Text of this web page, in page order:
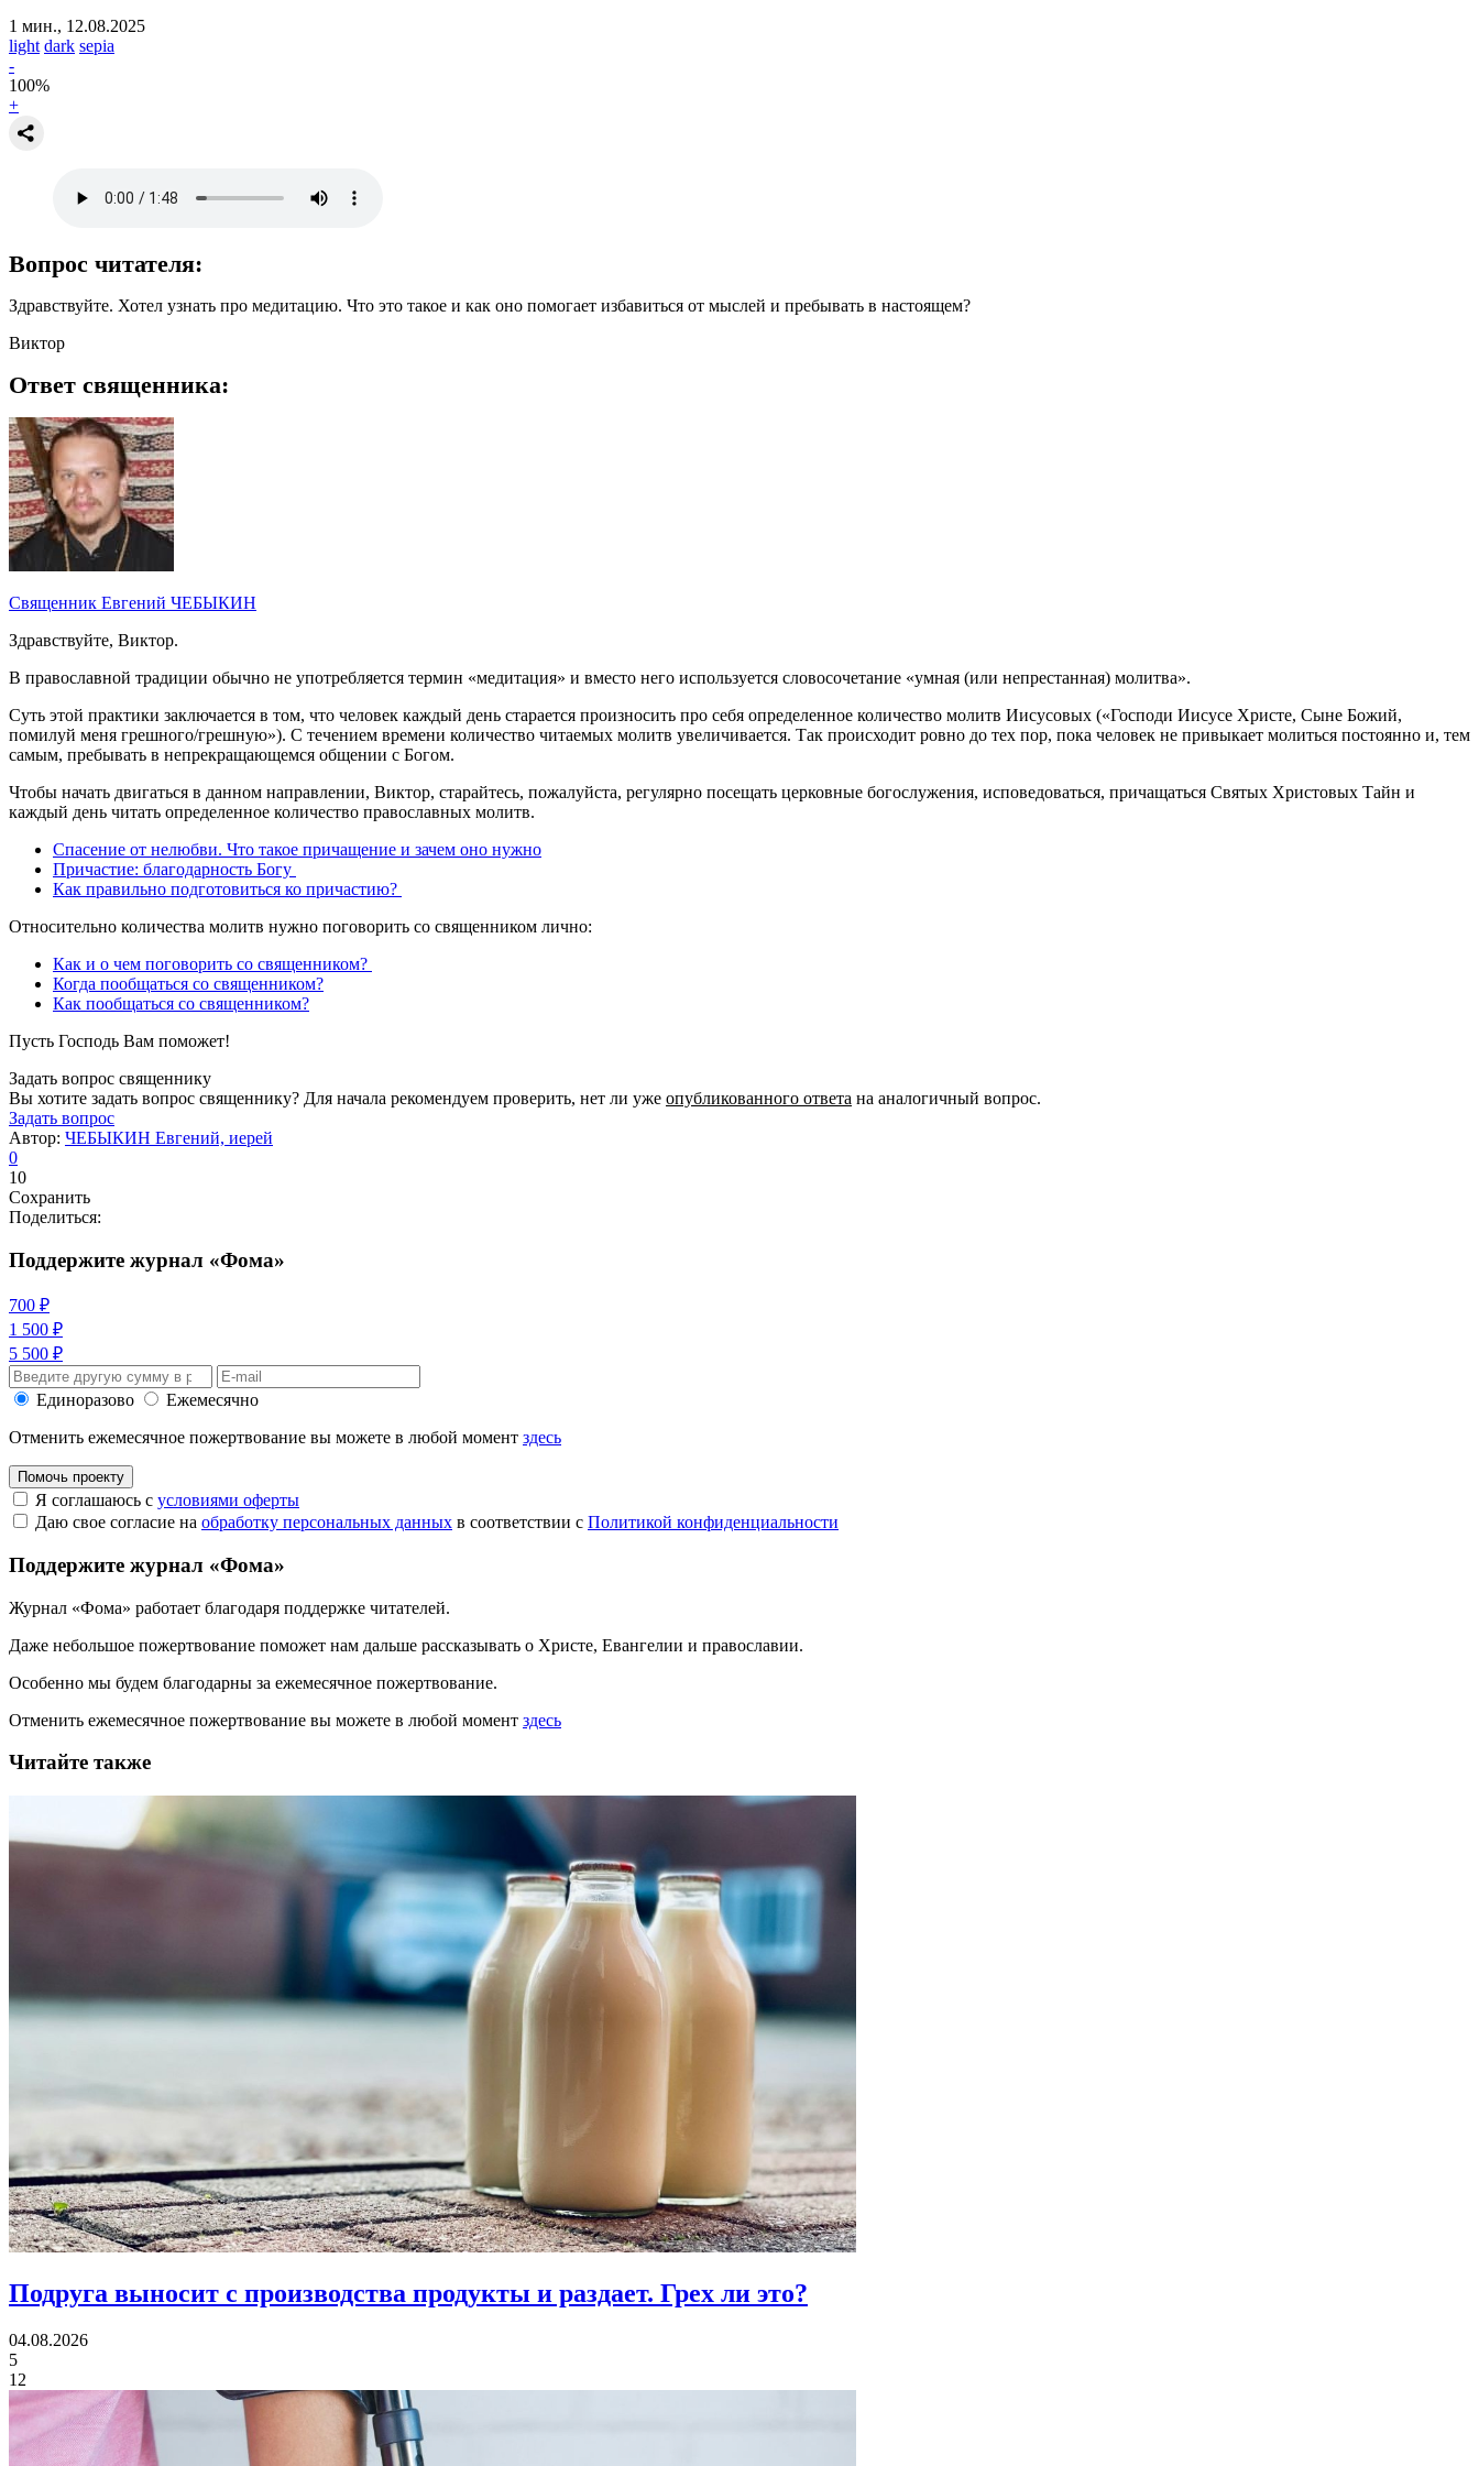
1 мин., 12.08.2025
light dark sepia
-
100%
+
Вопрос читателя:
Здравствуйте. Хотел узнать про медитацию. Что это такое и как оно помогает избавиться от мыслей и пребывать в настоящем?
Виктор
Ответ священника:
Священник Евгений ЧЕБЫКИН
Здравствуйте, Виктор.
В православной традиции обычно не употребляется термин «медитация» и вместо него используется словосочетание «умная (или непрестанная) молитва».
Суть этой практики заключается в том, что человек каждый день старается произносить про себя определенное количество молитв Иисусовых («Господи Иисусе Христе, Сыне Божий,
помилуй меня грешного/грешную»). С течением времени количество читаемых молитв увеличивается. Так происходит ровно до тех пор, пока человек не привыкает молиться постоянно и, тем
самым, пребывать в непрекращающемся общении с Богом.
Чтобы начать двигаться в данном направлении, Виктор, старайтесь, пожалуйста, регулярно посещать церковные богослужения, исповедоваться, причащаться Святых Христовых Тайн и
каждый день читать определенное количество православных молитв.
Спасение от нелюбви. Что такое причащение и зачем оно нужно
Причастие: благодарность Богу
Как правильно подготовиться ко причастию?
Относительно количества молитв нужно поговорить со священником лично:
Как и о чем поговорить со священником?
Когда пообщаться со священником?
Как пообщаться со священником?
Пусть Господь Вам поможет!
Задать вопрос священнику
Вы хотите задать вопрос священнику? Для начала рекомендуем проверить, нет ли уже опубликованного ответа на аналогичный вопрос.
Задать вопрос
Автор: ЧЕБЫКИН Евгений, иерей
0
10
Сохранить
Поделиться:
Поддержите журнал «Фома»
700 ₽
1 500 ₽
5 500 ₽
Единоразово
Ежемесячно
Отменить ежемесячное пожертвование вы можете в любой момент здесь
Помочь проекту
Я соглашаюсь с условиями оферты
Даю свое согласие на обработку персональных данных в соответствии с Политикой конфиденциальности
Поддержите журнал «Фома»
Журнал «Фома» работает благодаря поддержке читателей.
Даже небольшое пожертвование поможет нам дальше рассказывать о Христе, Евангелии и православии.
Особенно мы будем благодарны за ежемесячное пожертвование.
Отменить ежемесячное пожертвование вы можете в любой момент здесь
Читайте также
Подруга выносит с производства продукты и раздает. Грех ли это?
04.08.2026
5
12